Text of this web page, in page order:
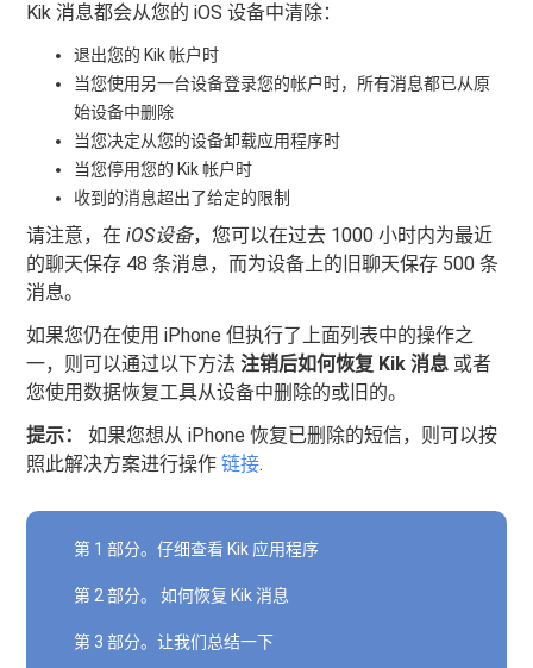
Kik 消息都会从您的 iOS 设备中清除：
退出您的 Kik 帐户时
当您使用另一台设备登录您的帐户时，所有消息都已从原
始设备中删除
当您决定从您的设备卸载应用程序时
当您停用您的 Kik 帐户时
收到的消息超出了给定的限制
请注意，在iOS设备，您可以在过去 1000 小时内为最近
的聊天保存 48 条消息，而为设备上的旧聊天保存 500 条
消息。
如果您仍在使用 iPhone 但执行了上面列表中的操作之
一，则可以通过以下方法注销后如何恢复 Kik 消息 或者
您使用数据恢复工具从设备中删除的或旧的。
提示：
如果您想从 iPhone 恢复已删除的短信，则可以按
照此解决方案进行操作链接.
第 1 部分。仔细查看 Kik 应用程序
第 2 部分。 如何恢复 Kik 消息
第 3 部分。让我们总结一下